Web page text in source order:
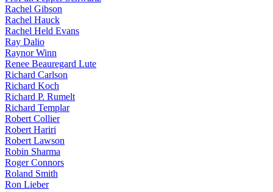
Rachel Gibson
Rachel Hauck
Rachel Held Evans
Ray Dalio
Raynor Winn
Renee Beauregard Lute
Richard Carlson
Richard Koch
Richard P. Rumelt
Richard Templar
Robert Collier
Robert Hariri
Robert Lawson
Robin Sharma
Roger Connors
Roland Smith
Ron Lieber